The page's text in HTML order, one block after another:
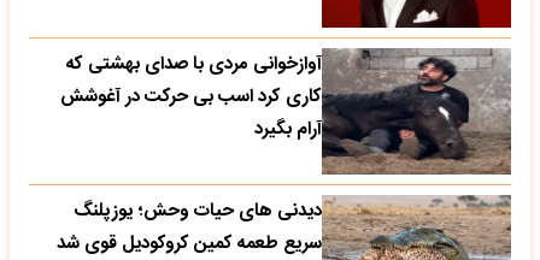
آوازخوانی مردی با صدای بهشتی که
کاری کرد اسب بی حرکت در آغوشش
آرام بگیرد
دیدنی های حیات وحش؛ یوزپلنگ
سریع طعمه کمین کروکودیل قوی شد